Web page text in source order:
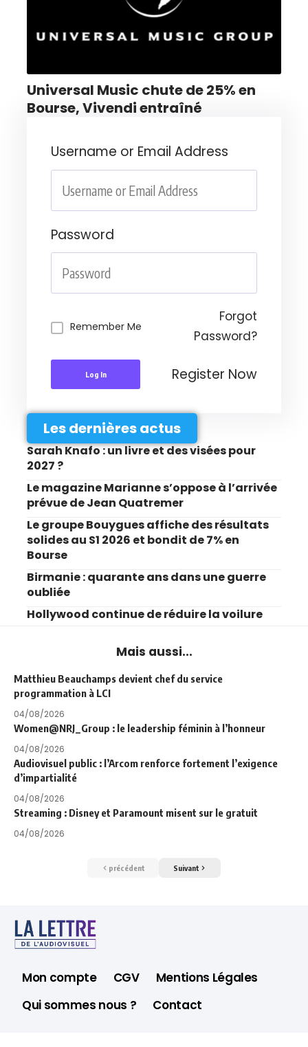
Universal Music chute de 25% en
Bourse, Vivendi entraîné
Username or Email Address
Password
Remember Me
Forgot
Password?
Log In Register Now
Les dernières actus
Sarah Knafo : un livre et des visées pour
2027 ?
Le magazine Marianne s’oppose à l’arrivée
prévue de Jean Quatremer
Le groupe Bouygues affiche des résultats
solides au S1 2026 et bondit de 7% en
Bourse
Birmanie : quarante ans dans une guerre
oubliée
Hollywood continue de réduire la voilure
Mais aussi...
Matthieu Beauchamps devient chef du service
programmation à LCI
04/08/2026
Women@NRJ_Group : le leadership féminin à l’honneur
04/08/2026
Audiovisuel public : l’Arcom renforce fortement l’exigence
d’impartialité
04/08/2026
Streaming : Disney et Paramount misent sur le gratuit
04/08/2026
précédent Suivant
Mon compte CGV
Mentions Légales
Qui sommes nous ?
Contact